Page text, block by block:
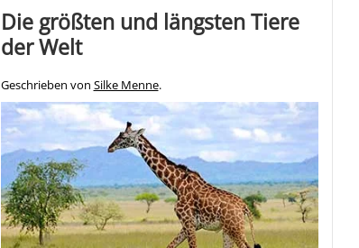
Die größten und längsten Tiere
der Welt
Geschrieben von Silke Menne.